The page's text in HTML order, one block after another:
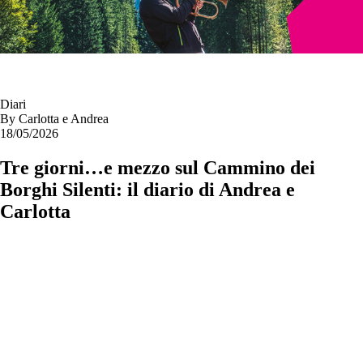
Diari
By Carlotta e Andrea
18/05/2026
Tre giorni…e mezzo sul Cammino dei
Borghi Silenti: il diario di Andrea e
Carlotta